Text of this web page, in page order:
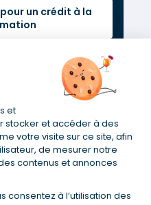
et
stocker et accéder à des
votre visite sur ce site, afin
de mesurer notre
contenus et annonces
consentez à l’utilisation des
un crédit à la
simple choix ou
consommation
: l'assurance
?